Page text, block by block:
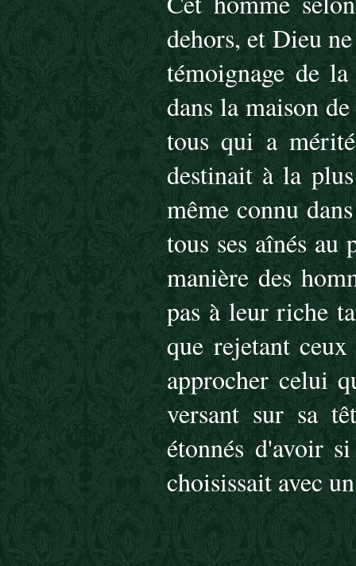
dehors, et Dieu
témoignage de
dans la maison
tous qui a
destinait à la
même connu
tous ses aînés
manière des
pas à leur riche
que rejetant
approcher celui
versant sur sa
étonnés d'avoir
choisissait avec